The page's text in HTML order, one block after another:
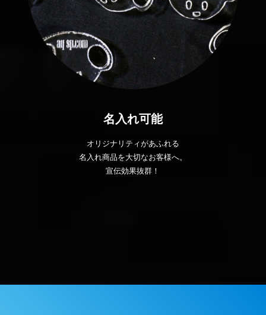
名入れ可能
オリジナリティがあふれる
名入れ商品を大切なお客様へ。
宣伝効果抜群！